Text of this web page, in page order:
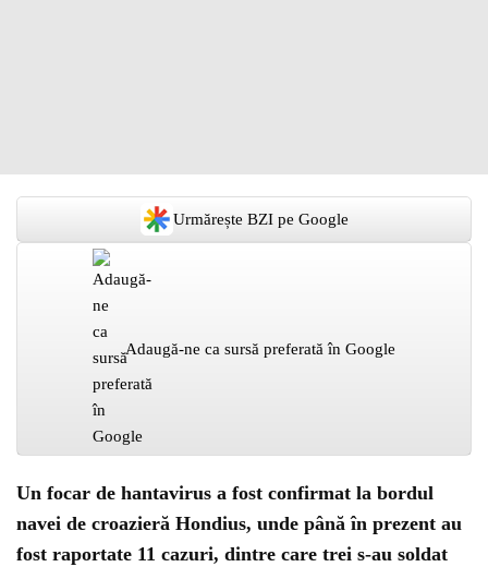
Urmărește BZI pe Google
Adaugă-ne ca sursă preferată în Google
Un focar de hantavirus a fost confirmat la bordul
navei de croazieră Hondius, unde până în prezent au
fost raportate 11 cazuri, dintre care trei s-au soldat